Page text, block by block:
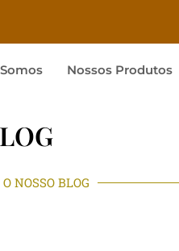
Nossos Produtos
NOSSO BLOG